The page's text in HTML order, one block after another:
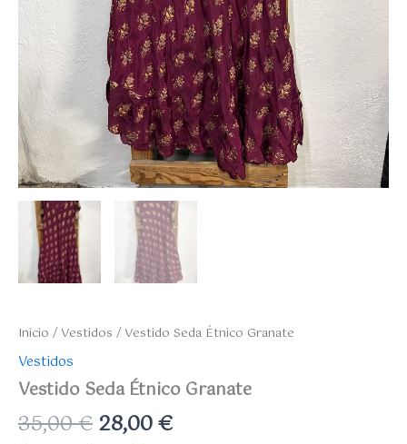
Inicio /Vestidos / Vestido Seda Étnico Granate
Vestidos
Vestido Seda Étnico Granate
35,00€28,00€